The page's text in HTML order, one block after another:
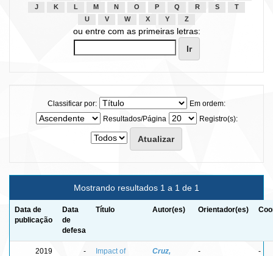
J
K L M N O P Q R S
T
U
V W X Y Z
ou entre com as primeiras letras:
Classificar por:
Em ordem:
Resultados/Página
Registro(s):
Mostrando resultados 1 a 1 de 1
Data de
publicação
Data
de
defesa
Título Autor(es) Orientador(es)
2019 -
Impact of
Cruz,
- -